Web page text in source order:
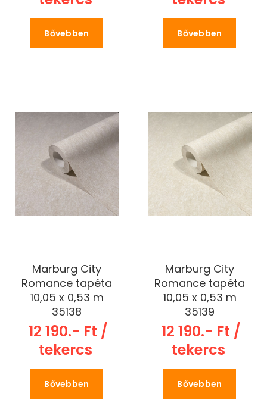
Bővebben Bővebben
Marburg City
Romance tapéta
10,05 x 0,53 m
35138
12 190.- Ft /
tekercs
Bővebben
Marburg City
Romance tapéta
10,05 x 0,53 m
35139
12 190.- Ft /
tekercs
Bővebben